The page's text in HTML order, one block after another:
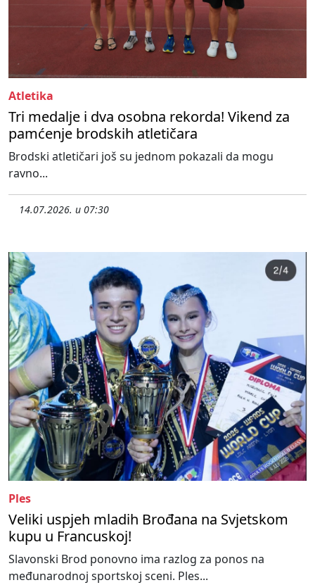
Atletika
Tri medalje i dva osobna rekorda! Vikend za
pamćenje brodskih atletičara
Brodski atletičari još su jednom pokazali da mogu
ravno...
14.07.2026. u 07:30
Ples
Veliki uspjeh mladih Brođana na Svjetskom
kupu u Francuskoj!
Slavonski Brod ponovno ima razlog za ponos na
međunarodnoj sportskoj sceni. Ples...